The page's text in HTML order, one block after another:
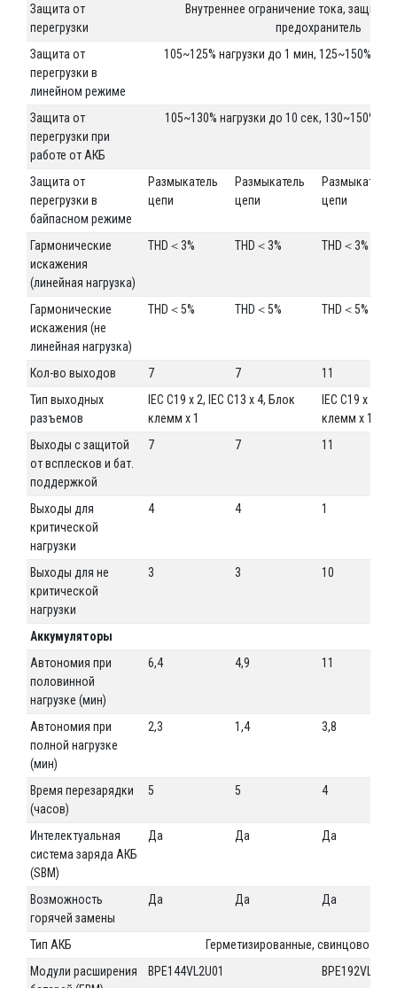
Защита от
перегрузки
Внутреннее ограничение тока,
предохранитель
Защита от
перегрузки в
линейном режиме
105~125% нагрузки до 1 мин, 125~150%
Защита от
перегрузки при
работе от АКБ
105~130% нагрузки до 10 сек, 130~150%
Защита от
перегрузки в
байпасном режиме
Размыкатель
цепи
Размыкатель
цепи
Размыкатель
цепи
Гармонические
искажения
(линейная нагрузка)
THD＜3% THD＜3% THD＜3%
Гармонические
искажения (не
линейная нагрузка)
THD＜5% THD＜5% THD＜5%
Кол-во выходов 7 7
11
Тип выходных
разъемов
IEC C19 x 2, IEC C13 x 4, Блок
клемм x 1
IEC C19 x 4,
клемм x 1
Выходы с защитой
от всплесков и бат.
поддержкой
7 7 11
Выходы для
критической
нагрузки
4 4 1
Выходы для не
критической
нагрузки
3 3 10
Аккумуляторы
Автономия при
половинной
нагрузке (мин)
6,4 4,9 11
Автономия при
полной нагрузке
(мин)
2,3 1,4 3,8
Время перезарядки
(часов)
5 5 4
Интелектуальная
система заряда АКБ
(SBM)
Да Да Да
Возможность
горячей замены
Да Да Да
Тип АКБ
Герметизированные, свинцово-
Модули расширения
BPE144VL2U01